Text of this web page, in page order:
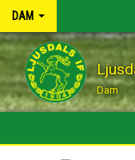
DAM
Dam